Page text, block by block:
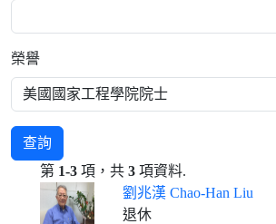
榮譽
查詢
第 1-3 項，共 3 項資料.
劉兆漢 Chao-Han Liu
退休